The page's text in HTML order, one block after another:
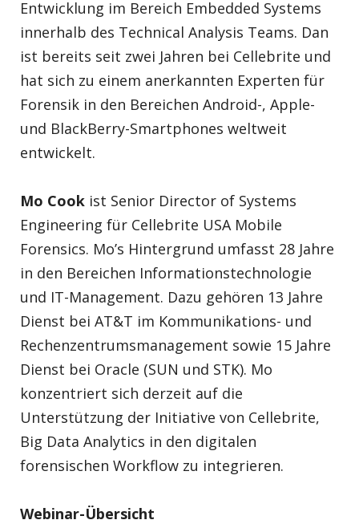
Entwicklung im Bereich Embedded Systems
innerhalb des Technical Analysis Teams. Dan
ist bereits seit zwei Jahren bei Cellebrite und
hat sich zu einem anerkannten Experten für
Forensik in den Bereichen Android-, Apple-
und BlackBerry-Smartphones weltweit
entwickelt.
Mo Cook ist Senior Director of Systems
Engineering für Cellebrite USA Mobile
Forensics. Mo’s Hintergrund umfasst 28 Jahre
in den Bereichen Informationstechnologie
und IT-Management. Dazu gehören 13 Jahre
Dienst bei AT&T im Kommunikations- und
Rechenzentrumsmanagement sowie 15 Jahre
Dienst bei Oracle (SUN und STK). Mo
konzentriert sich derzeit auf die
Unterstützung der Initiative von Cellebrite,
Big Data Analytics in den digitalen
forensischen Workflow zu integrieren.
Webinar-Übersicht